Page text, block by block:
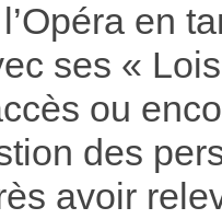
en
ses «
ou
des
avoir